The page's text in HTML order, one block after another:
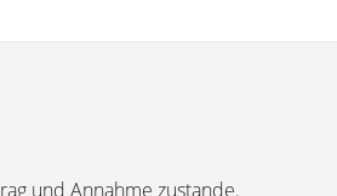
und Annahme zustande.